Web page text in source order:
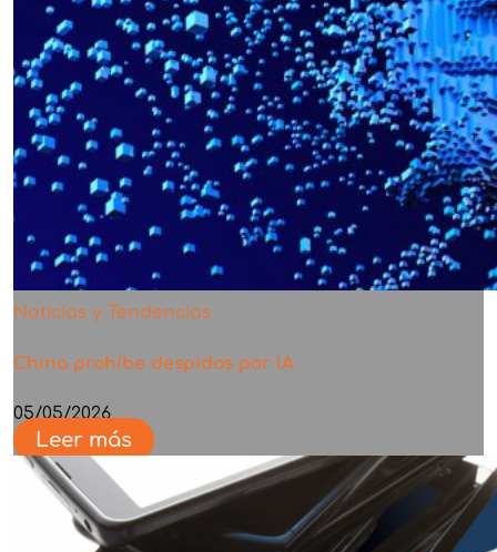
Noticias y Tendencias
China prohíbe despidos por IA
05/05/2026
Leer más